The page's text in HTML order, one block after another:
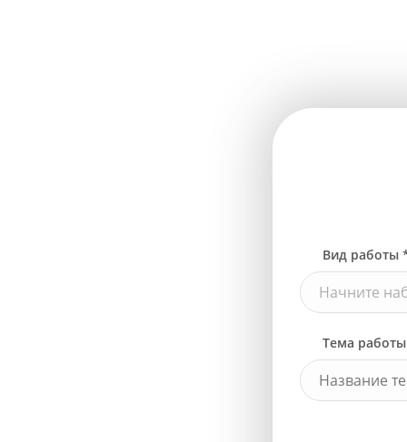
Вид работы
Начните
Тема работы